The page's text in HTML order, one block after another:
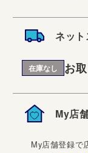
ネッ
在庫なし お
My店
My店舗登録で